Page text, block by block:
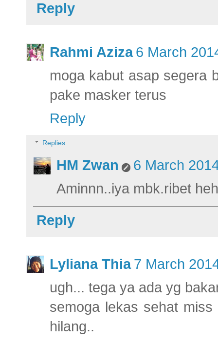
Reply
Rahmi Aziza 6 March
moga kabut asap segera
pake masker terus
Reply
Replies
HM Zwan
6 March
Aminnn..iya mbk.ribet
Reply
Lyliana Thia 7 March
ugh... tega ya ada yg
semoga lekas sehat
hilang..